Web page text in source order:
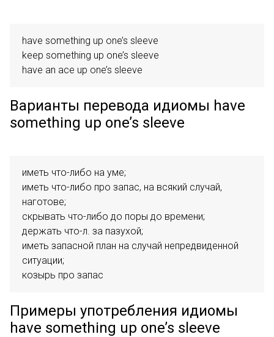
have something up one’s sleeve
keep something up one’s sleeve
have an ace up one’s sleeve
Варианты перевода идиомы have
something up one’s sleeve
иметь что-либо на уме;
иметь что-либо про запас, на всякий случай,
наготове;
скрывать что-либо до поры до времени;
держать что-л. за пазухой;
иметь запасной план на случай непредвиденной
ситуации;
козырь про запас
Примеры употребления идиомы
have something up one’s sleeve